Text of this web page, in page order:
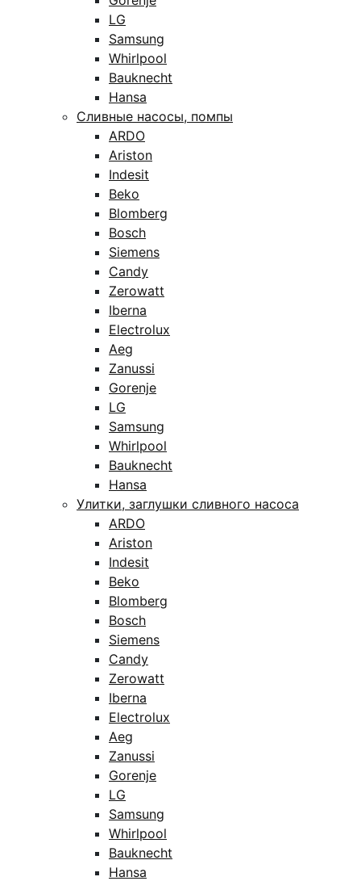
LG
Samsung
Whirlpool
Bauknecht
Hansa
Сливные насосы, помпы
ARDO
Ariston
Indesit
Beko
Blomberg
Bosch
Siemens
Candy
Zerowatt
Iberna
Electrolux
Aeg
Zanussi
Gorenje
LG
Samsung
Whirlpool
Bauknecht
Hansa
Улитки, заглушки сливного насоса
ARDO
Ariston
Indesit
Beko
Blomberg
Bosch
Siemens
Candy
Zerowatt
Iberna
Electrolux
Aeg
Zanussi
Gorenje
LG
Samsung
Whirlpool
Bauknecht
Hansa